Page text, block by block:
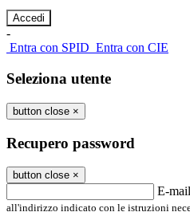
-
Entra con SPID Entra con CIE
Seleziona utente
button close ×
Recupero password
button close ×
E-mail
all'indirizzo indicato con le istruzioni